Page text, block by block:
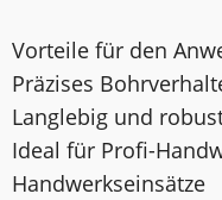
Vorteile für den
Präzises
Langlebig und
Ideal für Profi-
Handwerkseinsätze